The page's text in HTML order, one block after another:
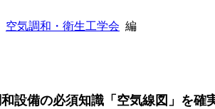
空気調和・衛生工学会 編
設備の必須知識「空気線図」を確